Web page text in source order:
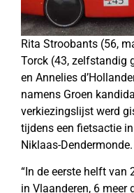
Rita Stroobants (56,
Torck (43, zelfstandig
en Annelies
namens Groen
verkiezingslijst werd
tijdens een fietsactie
Niklaas-Dendermonde.
“In de eerste helft van
in Vlaanderen, 6 meer